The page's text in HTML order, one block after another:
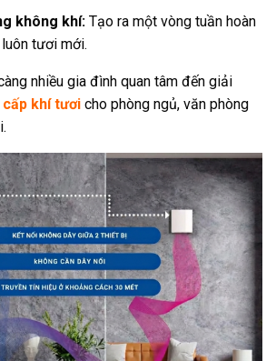
không khí:Tạo ra một vòng tuần hoàn
tươi mới.
nhiều gia đình quan tâm đến giải
cấp khí tươi cho phòng ngủ, văn phòng